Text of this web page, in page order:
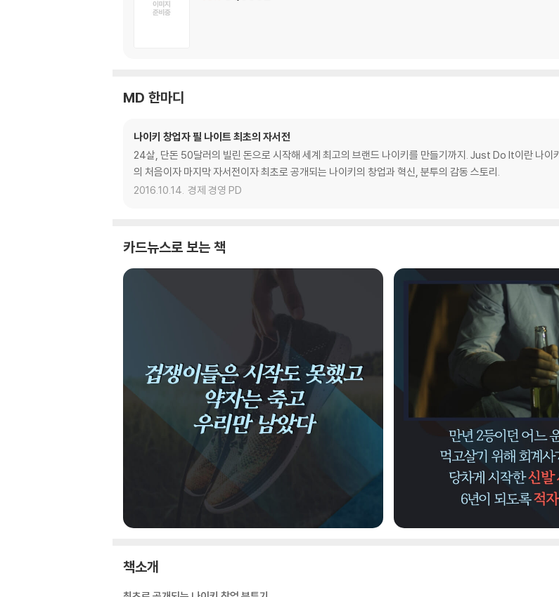
MD 한마디
나이키 창업자 필 나이트 최초의 자서전
24살, 단돈 50달러의 빌린 돈으로 시작해 세계 최고의 브랜드 나이키를 만들기까지. Just Do It이란 나이
의 처음이자 마지막 자서전이자 최초로 공개되는 나이키의 창업과 혁신, 분투의 감동 스토리.
2016.10.14. 경제 경영 PD
카드뉴스로 보는 책
책소개